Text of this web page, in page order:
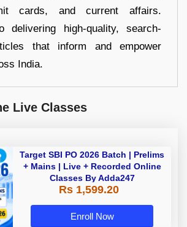
cards, and current affairs.
delivering high-quality, search-
that inform and empower
India.
Live Classes
Target SBI PO 2026 Batch | Prelims
+ Mains | Live + Recorded Online
Classes By Adda247
Rs 1,599.20
Enroll Now